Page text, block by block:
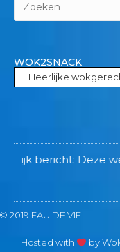
WOK2SNACK
Heerlijke
Deze website zal
© 2019 EAU DE VIE
Hosted with by